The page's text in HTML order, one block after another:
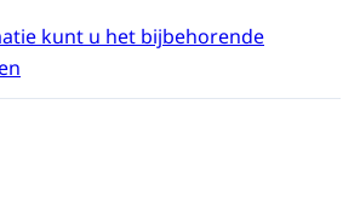
kunt u het bijbehorende